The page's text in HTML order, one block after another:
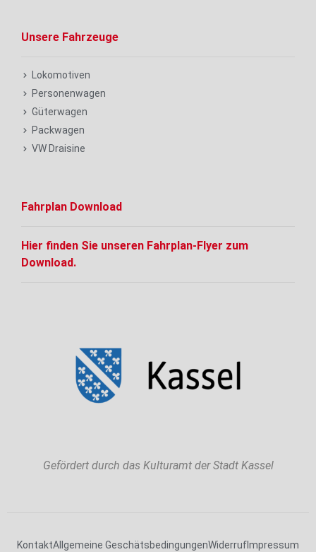
Unsere Fahrzeuge
Lokomotiven
Personenwagen
Güterwagen
Packwagen
VW Draisine
Fahrplan Download
Hier finden Sie unseren Fahrplan-Flyer zum
Download.
Gefördert durch das Kulturamt der Stadt Kassel
KontaktAllgemeine GeschätsbedingungenWiderrufImpressum